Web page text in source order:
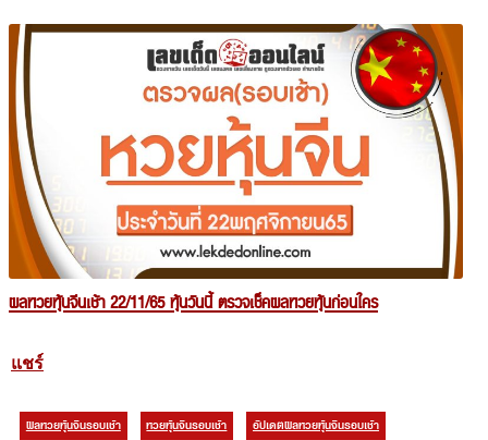
ผลหวยหุ้นจีนเช้า 22/11/65 หุ้นวันนี้ ตรวจเช็คผลหวยหุ้นก่อนใคร
แชร์
ผลหวยหุ้นจีนรอบเช้า หวยหุ้นจีนรอบเช้า อัปเดตผลหวยหุ้นจีนรอบเช้า